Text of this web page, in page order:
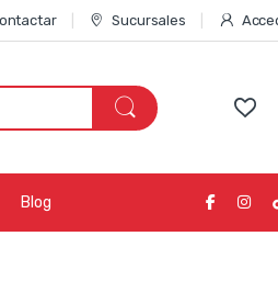
Sucursales
Blog